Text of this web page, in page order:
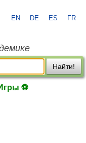
EN DE ES FR
Найти!
⚽